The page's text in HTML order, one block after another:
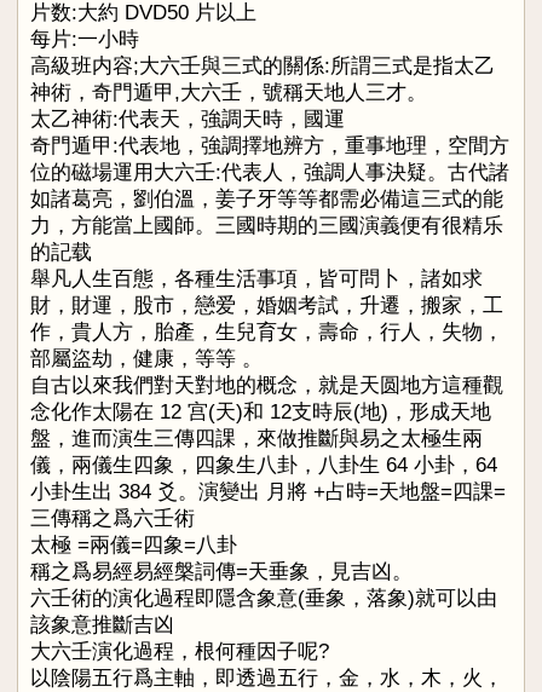
片数:大約 DVD50 片以上
每片:一小時
高級班内容;大六壬與三式的關係:所謂三式是指太乙
神術，奇門遁甲,大六壬，號稱天地人三才。
太乙神術:代表天，強調天時，國運
奇門遁甲:代表地，強調擇地辨方，重事地理，空間方
位的磁場運用大六壬:代表人，強調人事決疑。古代諸
如諸葛亮，劉伯溫，姜子牙等等都需必備這三式的能
力，方能當上國師。三國時期的三國演義便有很精乐
的記载
舉凡人生百態，各種生活事項，皆可問卜，諸如求
財，財運，股市，戀爱，婚姻考試，升遷，搬家，工
作，貴人方，胎產，生兒育女，壽命，行人，失物，
部屬盜劫，健康，等等 。
自古以來我們對天對地的概念，就是天圆地方這種觀
念化作太陽在 12 宫(天)和 12支時辰(地)，形成天地
盤，進而演生三傳四課，來做推斷與易之太極生兩
儀，兩儀生四象，四象生八卦，八卦生 64 小卦，64
小卦生出 384 爻。演變出 月將 +占時=天地盤=四課=
三傳稱之爲六壬術
太極 =兩儀=四象=八卦
稱之爲易經易經槃詞傳=天垂象，見吉凶。
六壬術的演化過程即隱含象意(垂象，落象)就可以由
該象意推斷吉凶
大六壬演化過程，根何種因子呢?
以陰陽五行爲主軸，即透過五行，金，水，木，火，